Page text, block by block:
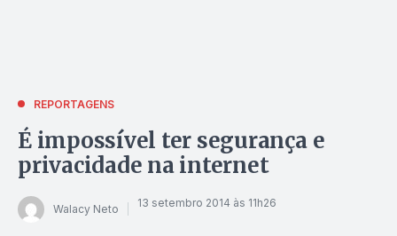
REPORTAGENS
É impossível ter segurança e
privacidade na internet
Walacy Neto 13 setembro 2014 às 11h26